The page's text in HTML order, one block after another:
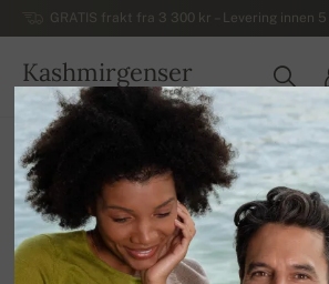
GRATIS frakt fra 3 300 kr – Levering innen
Kashmirgenser
NORGE
Hjem Luksuriøse herregensere i kashmir